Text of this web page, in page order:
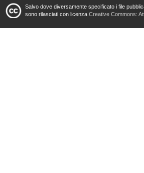
Salvo dove diversamente specificato i file
sono rilasciati con licenza Creative Commons: